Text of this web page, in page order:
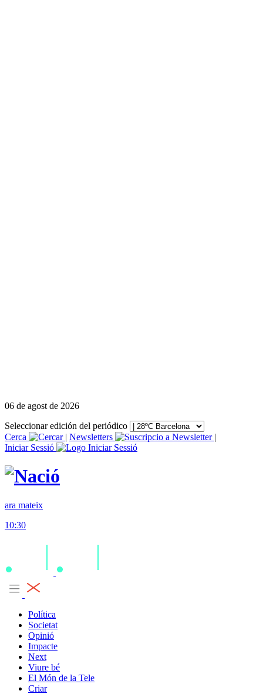
06 de agost de 2026
Seleccionar edición del periódico
Cerca
| Newsletters
|
Iniciar Sessió
ara mateix
10:30
Política
Societat
Opinió
Impacte
Next
Viure bé
El Món de la Tele
Criar